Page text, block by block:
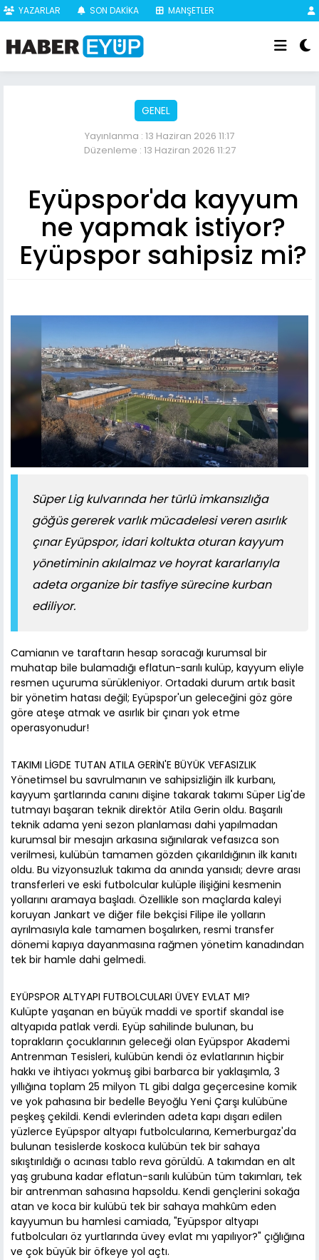
YAZARLAR SON DAKİKA MANŞETLER
GENEL
Yayınlanma : 13 Haziran 2026 11:17
Düzenleme : 13 Haziran 2026 11:27
Eyüpspor'da kayyum
ne yapmak istiyor?
Eyüpspor sahipsiz mi?
Süper Lig kulvarında her türlü imkansızlığa
göğüs gererek varlık mücadelesi veren asırlık
çınar Eyüpspor, idari koltukta oturan kayyum
yönetiminin akılalmaz ve hoyrat kararlarıyla
adeta organize bir tasfiye sürecine kurban
ediliyor.
Camianın ve taraftarın hesap soracağı kurumsal bir
muhatap bile bulamadığı eflatun-sarılı kulüp, kayyum eliyle
resmen uçuruma sürükleniyor. Ortadaki durum artık basit
bir yönetim hatası değil; Eyüpspor'un geleceğini göz göre
göre ateşe atmak ve asırlık bir çınarı yok etme
operasyonudur!
TAKIMI LİGDE TUTAN ATILA GERİN'E BÜYÜK VEFASIZLIK
Yönetimsel bu savrulmanın ve sahipsizliğin ilk kurbanı,
kayyum şartlarında canını dişine takarak takımı Süper Lig'de
tutmayı başaran teknik direktör Atila Gerin oldu. Başarılı
teknik adama yeni sezon planlaması dahi yapılmadan
kurumsal bir mesajın arkasına sığınılarak vefasızca son
verilmesi, kulübün tamamen gözden çıkarıldığının ilk kanıtı
oldu. Bu vizyonsuzluk takıma da anında yansıdı; devre arası
transferleri ve eski futbolcular kulüple ilişiğini kesmenin
yollarını aramaya başladı. Özellikle son maçlarda kaleyi
koruyan Jankart ve diğer file bekçisi Filipe ile yolların
ayrılmasıyla kale tamamen boşalırken, resmi transfer
dönemi kapıya dayanmasına rağmen yönetim kanadından
tek bir hamle dahi gelmedi.
EYÜPSPOR ALTYAPI FUTBOLCULARI ÜVEY EVLAT MI?
Kulüpte yaşanan en büyük maddi ve sportif skandal ise
altyapıda patlak verdi. Eyüp sahilinde bulunan, bu
toprakların çocuklarının geleceği olan Eyüpspor Akademi
Antrenman Tesisleri, kulübün kendi öz evlatlarının hiçbir
hakkı ve ihtiyacı yokmuş gibi barbarca bir yaklaşımla, 3
yıllığına toplam 25 milyon TL gibi dalga geçercesine komik
ve yok pahasına bir bedelle Beyoğlu Yeni Çarşı kulübüne
peşkeş çekildi. Kendi evlerinden adeta kapı dışarı edilen
yüzlerce Eyüpspor altyapı futbolcularına, Kemerburgaz'da
bulunan tesislerde koskoca kulübün tek bir sahaya
sıkıştırıldığı o acınası tablo reva görüldü. A takımdan en alt
yaş grubuna kadar eflatun-sarılı kulübün tüm takımları, tek
bir antrenman sahasına hapsoldu. Kendi gençlerini sokağa
atan ve koca bir kulübü tek bir sahaya mahkûm eden
kayyumun bu hamlesi camiada, "Eyüpspor altyapı
futbolcuları öz yurtlarında üvey evlat mı yapılıyor?" çığlığına
ve çok büyük bir öfkeye yol açtı.